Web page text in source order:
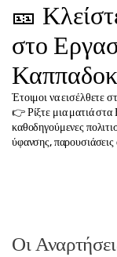
🎫
στο
Έτοιμοι να εισέλθετε
👉 Ρίξτε μια ματιά
καθοδηγούμενες
ύφανσης,
Οι